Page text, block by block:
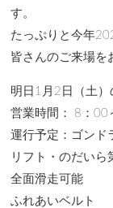
す。
たっぷりと今年
皆さんのご来場を
明日1月2日（土）
営業時間： 8：00
運行予定：ゴンド
リフト・のだいら
全面滑走可能
ふれあいベルト